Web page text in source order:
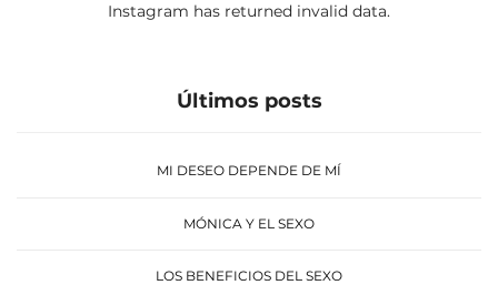
Instagram has returned invalid data.
Últimos posts
MI DESEO DEPENDE DE MÍ
MÓNICA Y EL SEXO
LOS BENEFICIOS DEL SEXO